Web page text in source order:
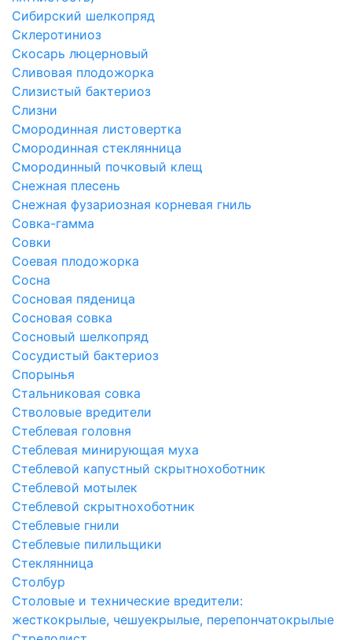
Сибирский шелкопряд
Склеротиниоз
Скосарь люцерновый
Сливовая плодожорка
Слизистый бактериоз
Слизни
Смородинная листовертка
Смородинная стеклянница
Смородинный почковый клещ
Снежная плесень
Снежная фузариозная корневая гниль
Совка-гамма
Совки
Соевая плодожорка
Сосна
Сосновая пяденица
Сосновая совка
Сосновый шелкопряд
Сосудистый бактериоз
Спорынья
Стальниковая совка
Стволовые вредители
Стеблевая головня
Стеблевая минирующая муха
Стеблевой капустный скрытнохоботник
Стеблевой мотылек
Стеблевой скрытнохоботник
Стеблевые гнили
Стеблевые пилильщики
Стеклянница
Столбур
Столовые и технические вредители:
жесткокрылые, чешуекрылые, перепончатокрылые